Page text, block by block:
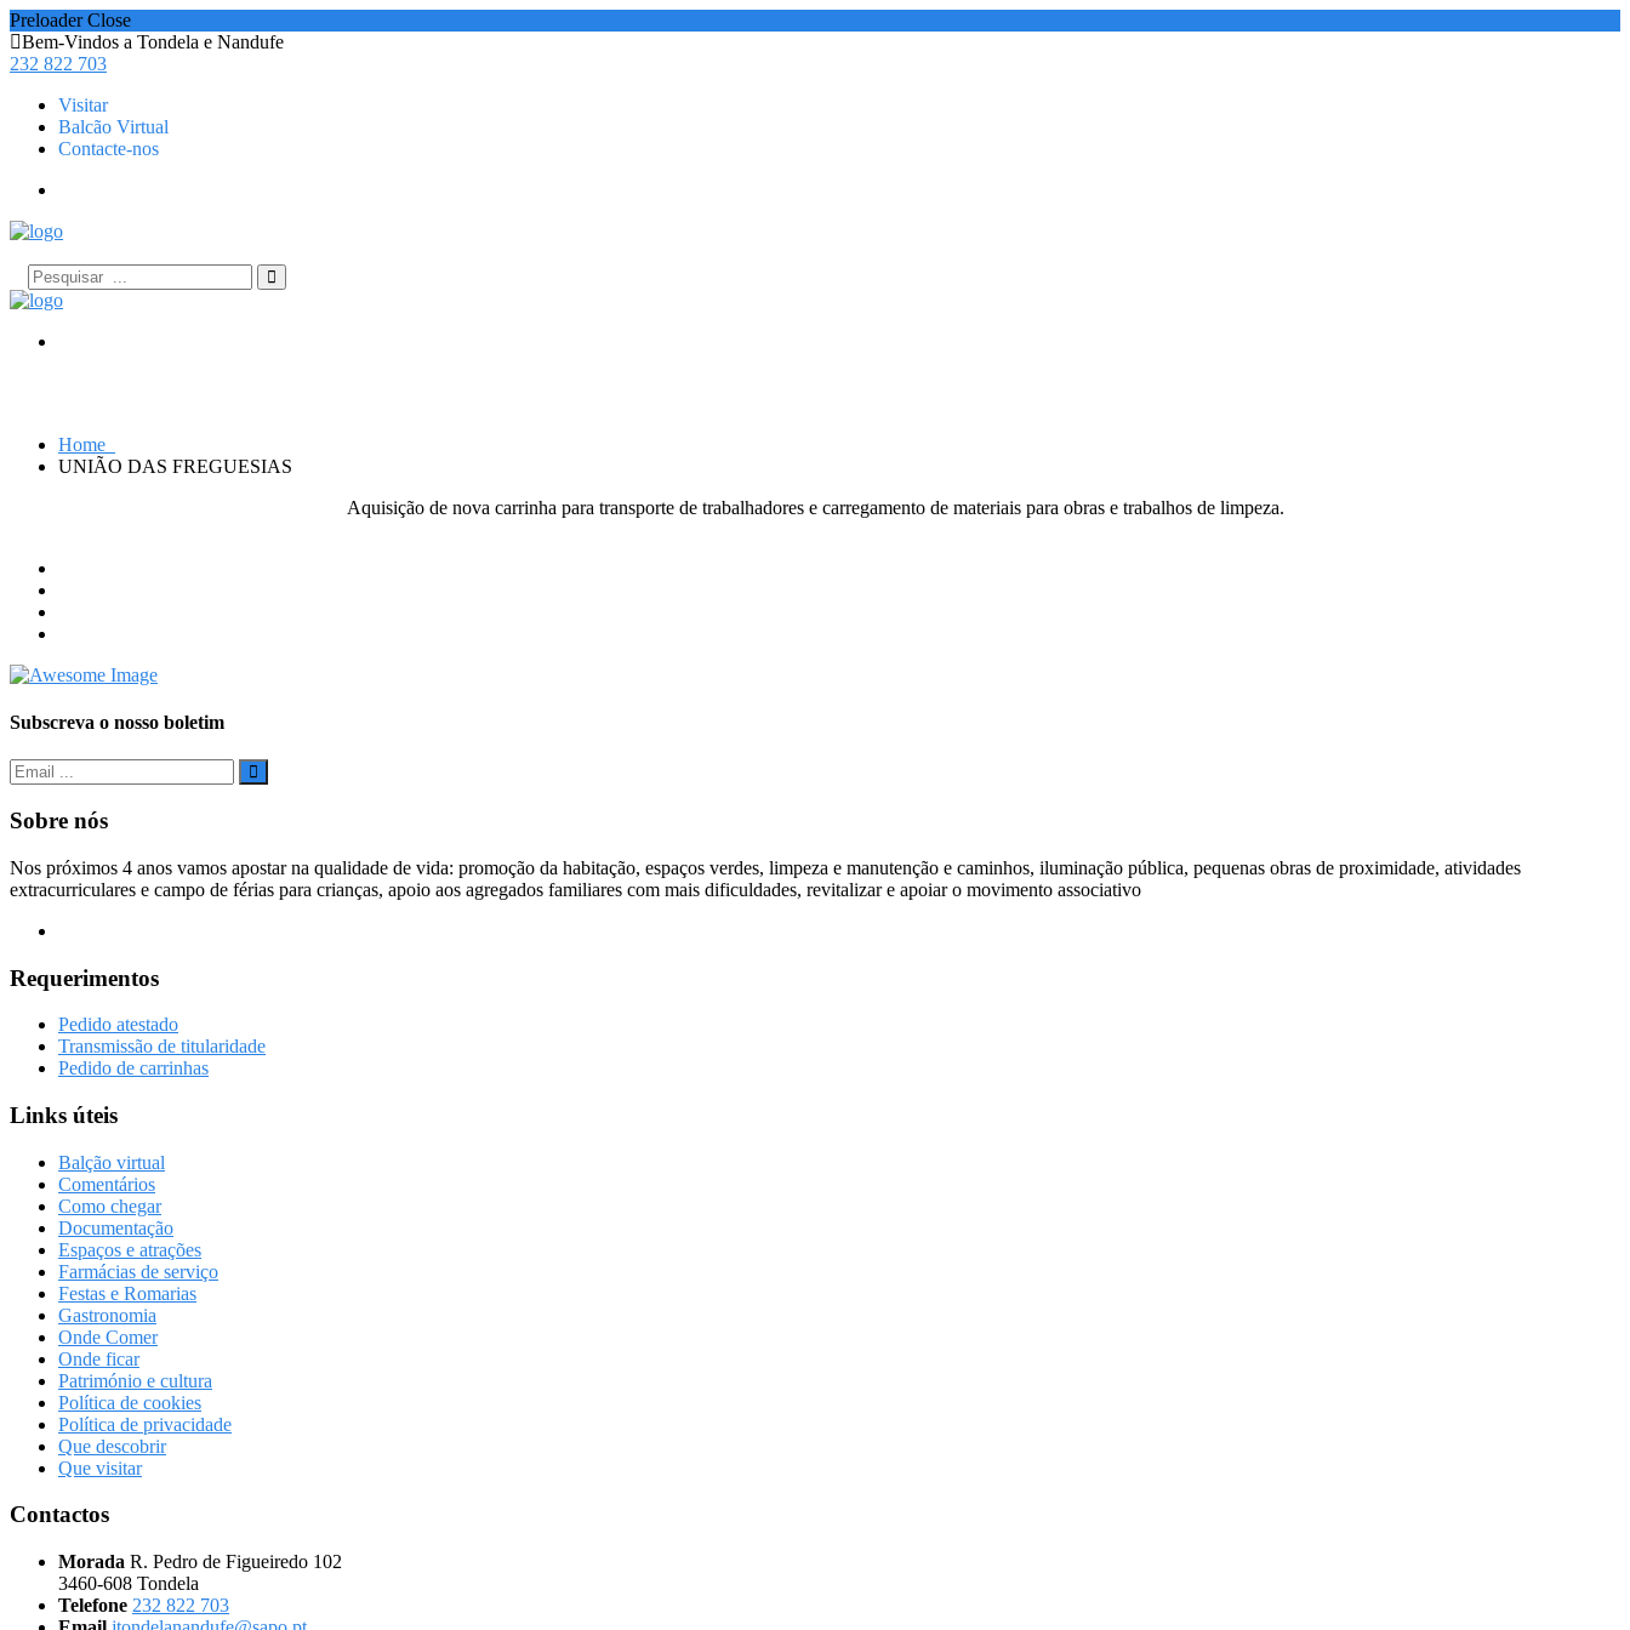
Preloader Close
Bem-Vindos a Tondela e Nandufe
232 822 703
Visitar
Balcão Virtual
Contacte-nos
Home
UNIÃO DAS FREGUESIAS
Aquisição de nova carrinha para transporte de trabalhadores e carregamento de materiais para obras e trabalhos de limpeza.
Subscreva o nosso boletim
Sobre nós
Nos próximos 4 anos vamos apostar na qualidade de vida: promoção da habitação, espaços verdes, limpeza e manutenção e caminhos, iluminação pública, pequenas obras de proximidade, atividades
extracurriculares e campo de férias para crianças, apoio aos agregados familiares com mais dificuldades, revitalizar e apoiar o movimento associativo
Requerimentos
Pedido atestado
Transmissão de titularidade
Pedido de carrinhas
Links úteis
Balção virtual
Comentários
Como chegar
Documentação
Espaços e atrações
Farmácias de serviço
Festas e Romarias
Gastronomia
Onde Comer
Onde ficar
Património e cultura
Política de cookies
Política de privacidade
Que descobrir
Que visitar
Contactos
Morada R. Pedro de Figueiredo 102
3460-608 Tondela
Telefone 232 822 703